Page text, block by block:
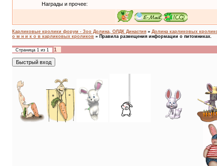
Награды и прочее:
Карликовые кролики форум - Зоо Долина, ОЛДК Династия » Долина карликовых
о м н и к о в карликовых кроликов » Правила размещения информации о питомниках.
Страница 1 из 1 1